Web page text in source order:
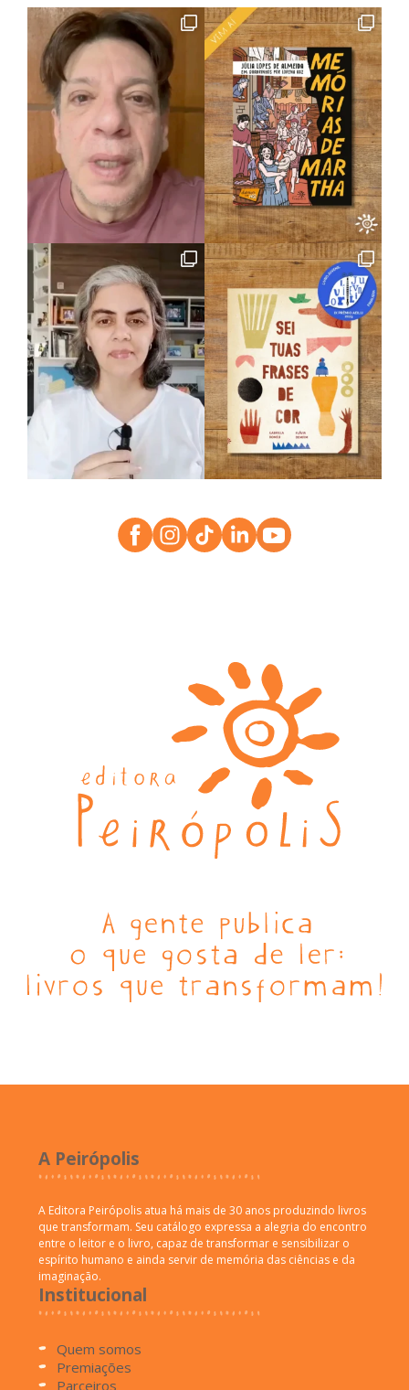
A Peirópolis
A Editora Peirópolis atua há mais de 30 anos produzindo livros
que transformam. Seu catálogo expressa a alegria do encontro
entre o leitor e o livro, capaz de transformar e sensibilizar o
espírito humano e ainda servir de memória das ciências e da
imaginação.
Institucional
Quem somos
Premiações
Parceiros